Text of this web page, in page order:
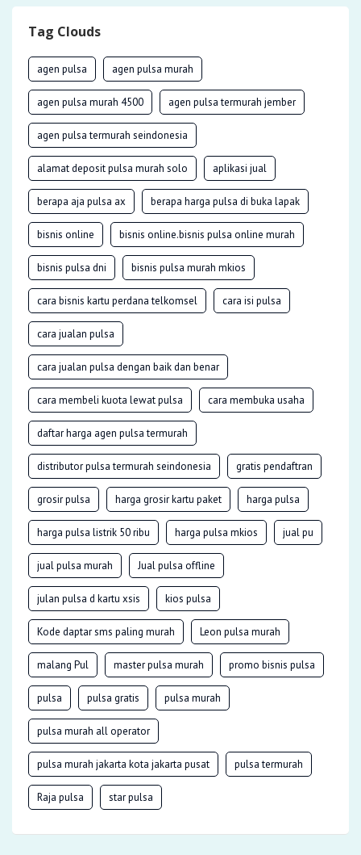
Tag Clouds
agen pulsa agen pulsa murah
agen pulsa murah 4500 agen pulsa termurah jember
agen pulsa termurah seindonesia
alamat deposit pulsa murah solo aplikasi jual
berapa aja pulsa ax berapa harga pulsa di buka lapak
bisnis online bisnis online.bisnis pulsa online murah
bisnis pulsa dni bisnis pulsa murah mkios
cara bisnis kartu perdana telkomsel cara isi pulsa
cara jualan pulsa
cara jualan pulsa dengan baik dan benar
cara membeli kuota lewat pulsa cara membuka usaha
daftar harga agen pulsa termurah
distributor pulsa termurah seindonesia gratis pendaftran
grosir pulsa harga grosir kartu paket harga pulsa
harga pulsa listrik 50 ribu harga pulsa mkios jual pu
jual pulsa murah Jual pulsa offline
julan pulsa d kartu xsis kios pulsa
Kode daptar sms paling murah Leon pulsa murah
malang Pul master pulsa murah promo bisnis pulsa
pulsa pulsa gratis pulsa murah
pulsa murah all operator
pulsa murah jakarta kota jakarta pusat pulsa termurah
Raja pulsa star pulsa